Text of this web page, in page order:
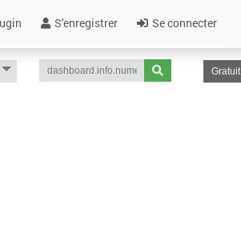
S'enregistrer Se connecter
Gratuit